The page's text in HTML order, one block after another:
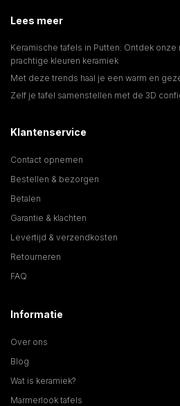
Lees meer
Keramische tafels in Putten: Ontdek
prachtige kleuren keramiek
Met deze trends haal je een warm en
Zelf je tafel samenstellen met de 3D
Klantenservice
Contact opnemen
Bestellen & bezorgen
Betalen
Garantie & klachten
Levertijd & verzendkosten
Retourneren
FAQ
Informatie
Over ons
Blog
Wat is keramiek?
Marmerlook tafels